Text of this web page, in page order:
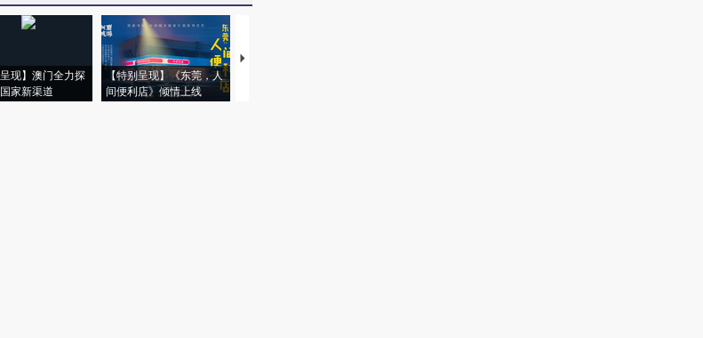
呈现】澳门全力探
家新渠道
【特别呈现】《东莞，人
间便利店》倾情上线
【推广】走进第四届链博